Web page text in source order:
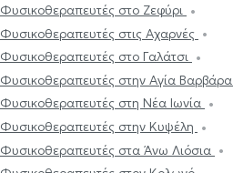
Φυσικοθεραπευτές στο Ζεφύρι
Φυσικοθεραπευτές στις Αχαρνές
Φυσικοθεραπευτές στο Γαλάτσι
Φυσικοθεραπευτές στην Αγία Βαρβάρα
Φυσικοθεραπευτές στη Νέα Ιωνία
Φυσικοθεραπευτές στην Κυψέλη
Φυσικοθεραπευτές στα Άνω Λιόσια